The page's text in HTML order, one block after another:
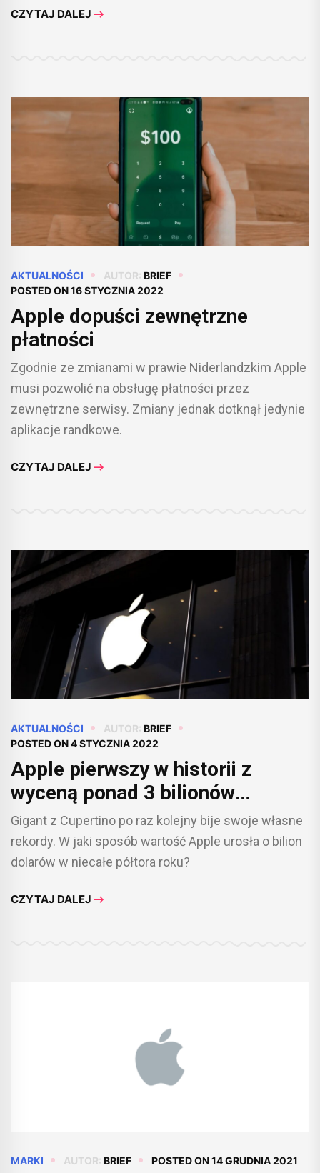
CZYTAJ DALEJ
AKTUALNOŚCI AUTOR: BRIEF
POSTED ON16 STYCZNIA 2022
Apple dopuści zewnętrzne
płatności
Zgodnie ze zmianami w prawie Niderlandzkim Apple
musi pozwolić na obsługę płatności przez
zewnętrzne serwisy. Zmiany jednak dotknął jedynie
aplikacje randkowe.
CZYTAJ DALEJ
AKTUALNOŚCI AUTOR: BRIEF
POSTED ON4 STYCZNIA 2022
Apple pierwszy w historii z
wyceną ponad 3 bilionów
dolarów
Gigant z Cupertino po raz kolejny bije swoje własne
rekordy. W jaki sposób wartość Apple urosła o bilion
dolarów w niecałe półtora roku?
CZYTAJ DALEJ
MARKI AUTOR: BRIEF POSTED ON14 GRUDNIA 2021